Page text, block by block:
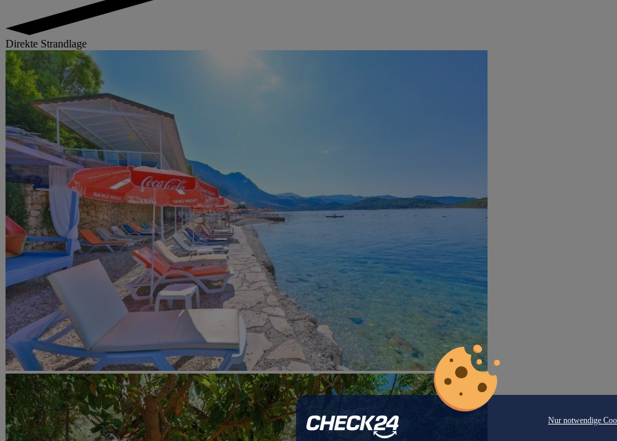
Nur notwendige
Direkte Strandlage